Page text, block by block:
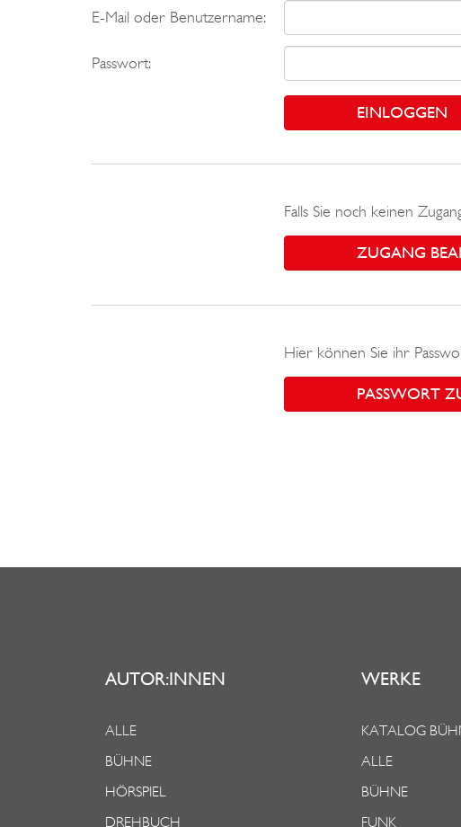
E-Mail oder Benutzername:
Passwort:
Falls Sie noch keinen
ZUGANG
Hier können Sie ihr
PASSWORT
AUTOR:INNEN
ALLE
BÜHNE
HÖRSPIEL
DREHBUCH
WERKE
KATALOG
ALLE
BÜHNE
FUNK